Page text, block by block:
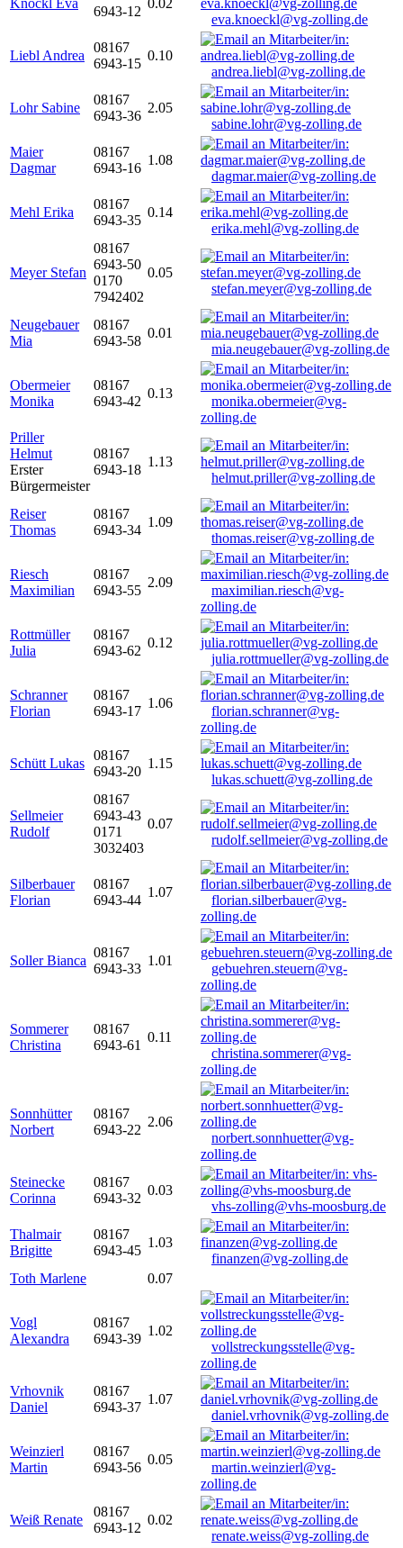
Knöckl Eva
6943-12
0.02
eva.knoeckl@vg-zolling.de
Liebl Andrea
08167
6943-15
0.10
andrea.liebl@vg-zolling.de
Lohr Sabine
08167
6943-36
2.05
sabine.lohr@vg-zolling.de
Maier
Dagmar
08167
6943-16
1.08
dagmar.maier@vg-zolling.de
Mehl Erika
08167
6943-35
0.14
erika.mehl@vg-zolling.de
Meyer Stefan
08167
6943-50
0170
7942402
0.05
stefan.meyer@vg-zolling.de
Neugebauer
Mia
08167
6943-58
0.01
mia.neugebauer@vg-zolling.de
Obermeier
Monika
08167
6943-42
0.13
monika.obermeier@vg-
zolling.de
Priller
Helmut
Erster
Bürgermeister
08167
6943-18
1.13
helmut.priller@vg-zolling.de
Reiser
Thomas
08167
6943-34
1.09
thomas.reiser@vg-zolling.de
Riesch
Maximilian
08167
6943-55
2.09
maximilian.riesch@vg-
zolling.de
Rottmüller
Julia
08167
6943-62
0.12
julia.rottmueller@vg-zolling.de
Schranner
Florian
08167
6943-17
1.06
florian.schranner@vg-
zolling.de
Schütt Lukas
08167
6943-20
1.15
lukas.schuett@vg-zolling.de
Sellmeier
Rudolf
08167
6943-43
0171
3032403
0.07
rudolf.sellmeier@vg-zolling.de
Silberbauer
Florian
08167
6943-44
1.07
florian.silberbauer@vg-
zolling.de
Soller Bianca
08167
6943-33
1.01
gebuehren.steuern@vg-
zolling.de
Sommerer
Christina
08167
6943-61
0.11
christina.sommerer@vg-
zolling.de
Sonnhütter
Norbert
08167
6943-22
2.06
norbert.sonnhuetter@vg-
zolling.de
Steinecke
Corinna
08167
6943-32
0.03
vhs-zolling@vhs-moosburg.de
Thalmair
Brigitte
08167
6943-45
1.03
finanzen@vg-zolling.de
Toth Marlene
0.07
Vogl
Alexandra
08167
6943-39
1.02
vollstreckungsstelle@vg-
zolling.de
Vrhovnik
Daniel
08167
6943-37
1.07
daniel.vrhovnik@vg-zolling.de
Weinzierl
Martin
08167
6943-56
0.05
martin.weinzierl@vg-
zolling.de
Weiß Renate
08167
6943-12
0.02
renate.weiss@vg-zolling.de